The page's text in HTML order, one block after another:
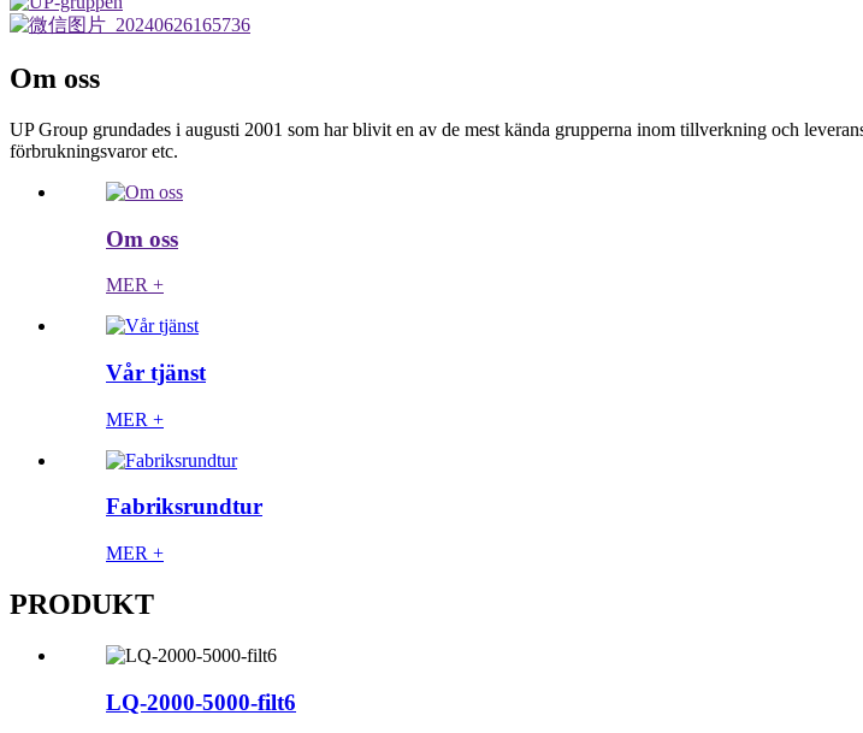
Om oss
UP Group grundades i augusti 2001 som har blivit en av de mest kända grupperna inom tillverkning och
förbrukningsvaror etc.
Om oss
MER +
Vår tjänst
MER +
Fabriksrundtur
MER +
PRODUKT
LQ-2000-5000-filt6